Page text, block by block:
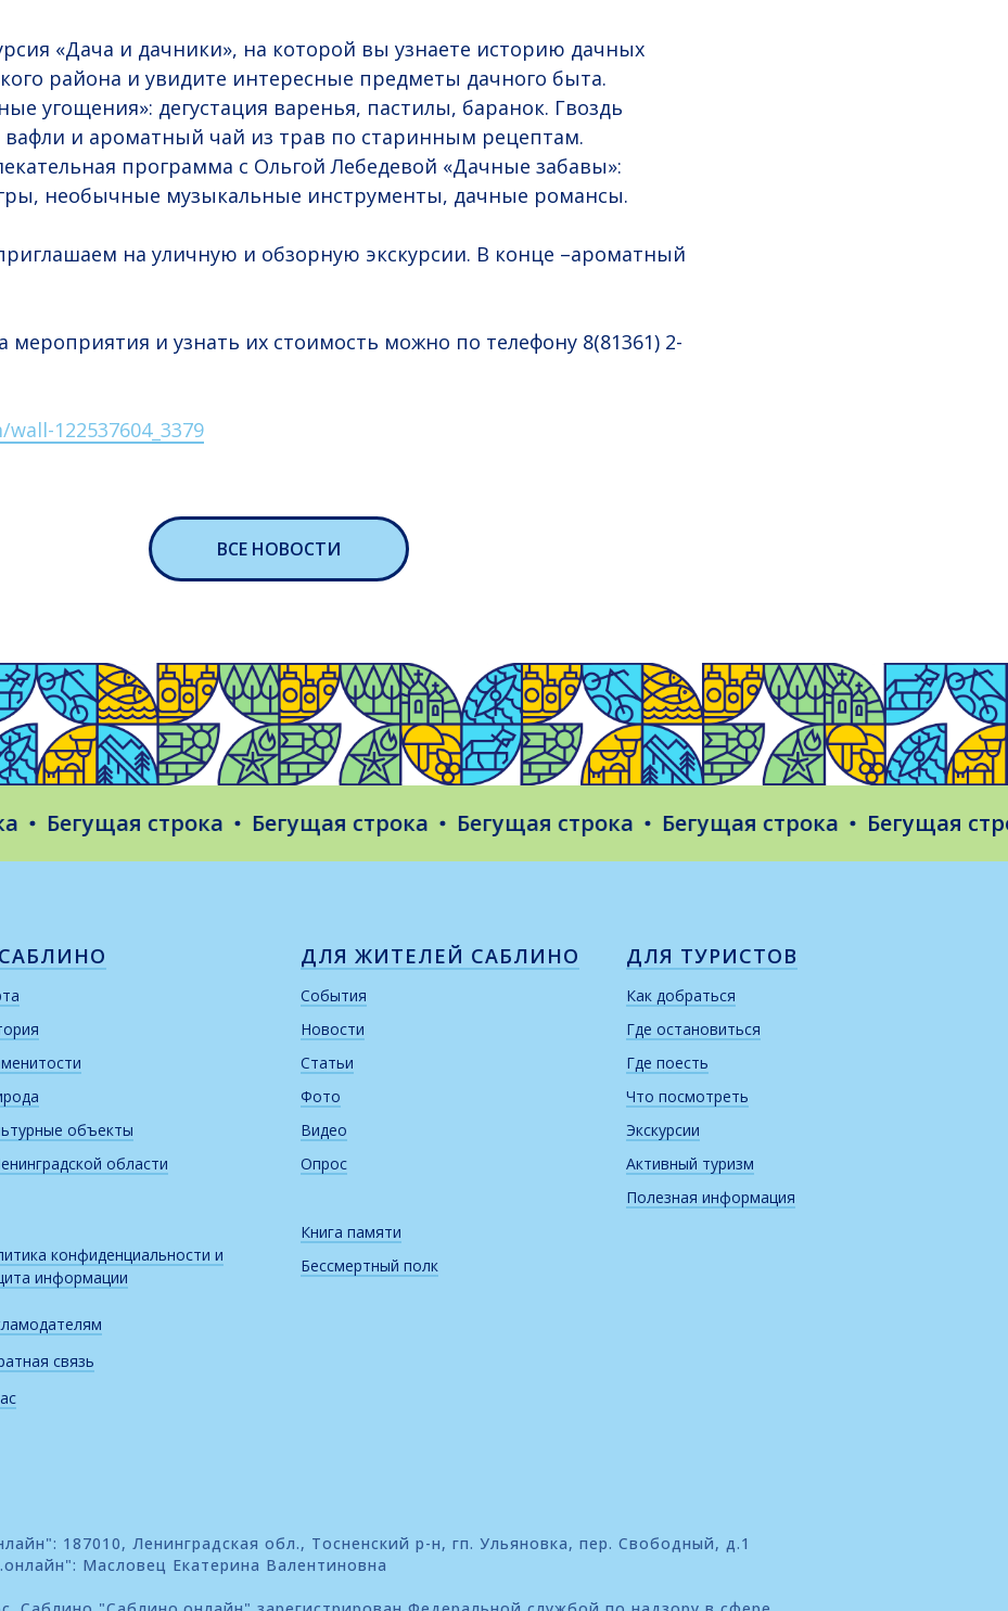
«Дача и дачники», на которой вы узнаете историю дачных
района и увидите интересные предметы дачного быта.
угощения»: дегустация варенья, пастилы, баранок. Гвоздь
и ароматный чай из трав по старинным рецептам.
программа с Ольгой Лебедевой «Дачные забавы»:
необычные музыкальные инструменты, дачные романсы.
на уличную и обзорную экскурсии. В конце –ароматный
мероприятия и узнать их стоимость можно по телефону 8(81361) 2-
122537604_3379
ВСЕ НОВОСТИ
Бегущая строка Бегущая строка Бегущая строка Бегущая строка Бегущая строка
объекты
области
конфиденциальности и
информации
связь
ДЛЯ ЖИТЕЛЕЙ САБЛИНО
События
Новости
Статьи
Фото
Видео
Опрос
Книга памяти
Бессмертный полк
ДЛЯ ТУРИСТОВ
Как добраться
Где остановиться
Где поесть
Что посмотреть
Экскурсии
Активный туризм
Полезная информация
187010, Ленинградская обл., Тосненский р-н, гп. Ульяновка, пер. Свободный, д.1
Масловец Екатерина Валентиновна